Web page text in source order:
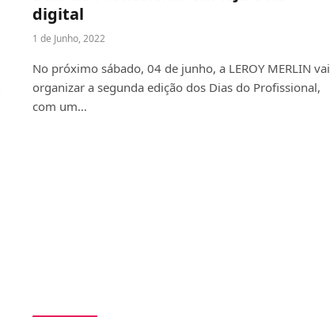
digital
1 de Junho, 2022
No próximo sábado, 04 de junho, a LEROY MERLIN vai
organizar a segunda edição dos Dias do Profissional,
com um…